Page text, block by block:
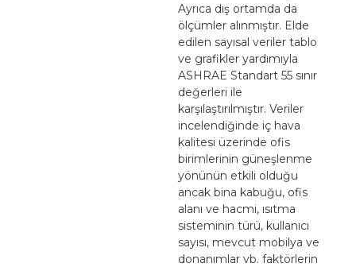
Ayrıca dış ortamda da
ölçümler alınmıştır. Elde
edilen sayısal veriler tablo
ve grafikler yardımıyla
ASHRAE Standart 55 sınır
değerleri ile
karşılaştırılmıştır. Veriler
incelendiğinde iç hava
kalitesi üzerinde ofis
birimlerinin güneşlenme
yönünün etkili olduğu
ancak bina kabuğu, ofis
alanı ve hacmi, ısıtma
sisteminin türü, kullanıcı
sayısı, mevcut mobilya ve
donanımlar vb. faktörlerin